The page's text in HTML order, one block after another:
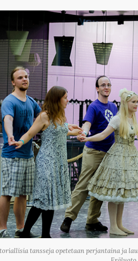
tansseja opetetaan perjantaina ja